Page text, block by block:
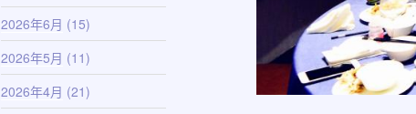
2026年6月 (15)
2026年5月 (11)
2026年4月 (21)